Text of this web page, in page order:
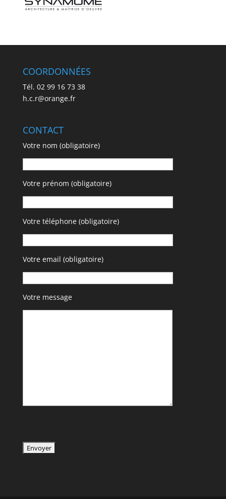
COORDONNÉES
Tél. 02 99 16 73 38
h.c.r@orange.fr
CONTACT
Votre nom (obligatoire)
Votre prénom (obligatoire)
Votre téléphone (obligatoire)
Votre email (obligatoire)
Votre message